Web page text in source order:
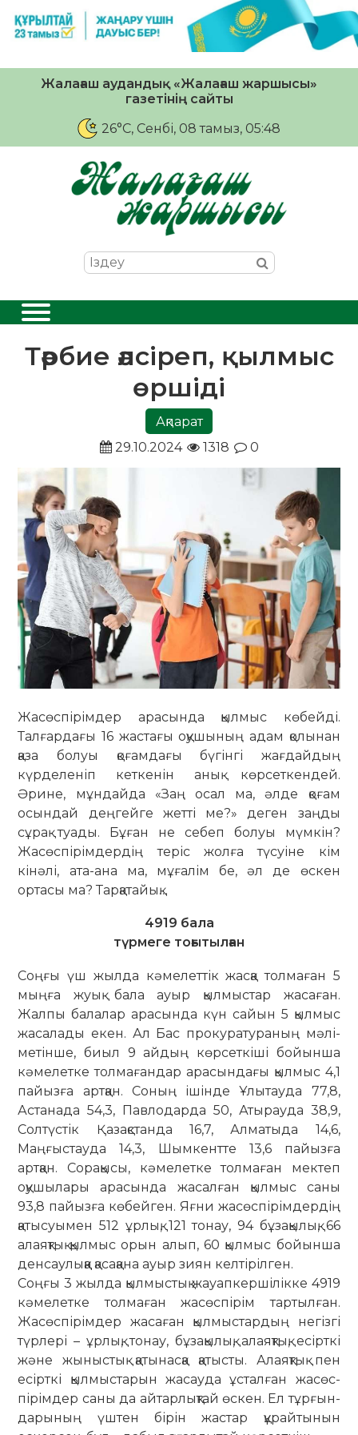
Жалағаш аудандық «Жалағаш жаршысы»
газетінің сайты
26°C, Сенбі, 08 тамыз, 05:48
Тәрбие әлсіреп, қылмыс
өршіді
Ақпарат
29.10.2024
1318 0
Жасөспірімдер арасында қылмыс көбейді.
Талғардағы 16 жастағы оқушының адам қолынан
қаза болуы қоғамдағы бүгінгі жағдайдың
күрделеніп кеткенін анық көрсеткендей.
Әрине, мұндайда «Заң осал ма, әлде қоғам
осындай деңгейге жетті ме?» деген заңды
сұрақ туады. Бұған не себеп болуы мүмкін?
Жасөспірімдердің теріс жолға түсуіне кім
кінәлі, ата-ана ма, мұғалім бе, әл де өскен
ортасы ма? Тарқатайық…
4919 бала
түрмеге тоғытылған
Соңғы үш жылда кәмелеттік жасқа толмаған 5
мыңға жуық бала ауыр қыл­мыстар жасаған.
Жалпы бала­лар арасында күн сайын 5 қылмыс
жа­са­лады екен. Ал Бас прокуратураның мәлі­
метінше, биыл 9 айдың көрсеткіші бо­йынша
кәмелетке толмағандар ара­сындағы қылмыс 4,1
пайызға артқан. Соның ішінде Ұлытауда 77,8,
Астанада 54,3, Павлодарда 50, Атырауда 38,9,
Солтүстік Қазақстанда 16,7, Алматыда 14,6,
Маңғыстауда 14,3, Шымкентте 13,6 пайызға
артқан. Сорақысы, кәмелетке толмаған мектеп
оқушылары арасында жасалған қылмыс саны
93,8 пайызға көбейген. Яғни жасөспірімдердің
қаты­суымен 512 ұрлық, 121 тонау, 94 бұзақылық, 66
алаяқтық қылмыс орын алып, 60 қылмыс бойынша
денсаулыққа қаса­қана ауыр зиян келтірілген.
Соңғы 3 жылда қылмыстық жауап­кершілікке 4919
кәмелетке тол­маған жасөспірім тартылған.
Жасөс­пі­рімдер жасаған қылмыстардың не­­гізгі
түрлері – ұрлық, тонау, бұза­қы­лық, алаяқтық, есірткі
және жыныстық қа­тынасқа қатысты. Алаяқ­тық пен
есірткі қыл­мыс­тарын жасауда ұсталған жасөс­
пірімдер са­ны да ай­тарлықтай өскен. Ел тұрғын­
дарының үш­тен бірін жастар құрайтынын